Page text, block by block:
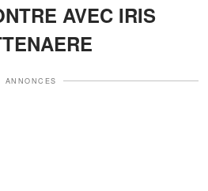
AVEC IRIS
ANNONCES